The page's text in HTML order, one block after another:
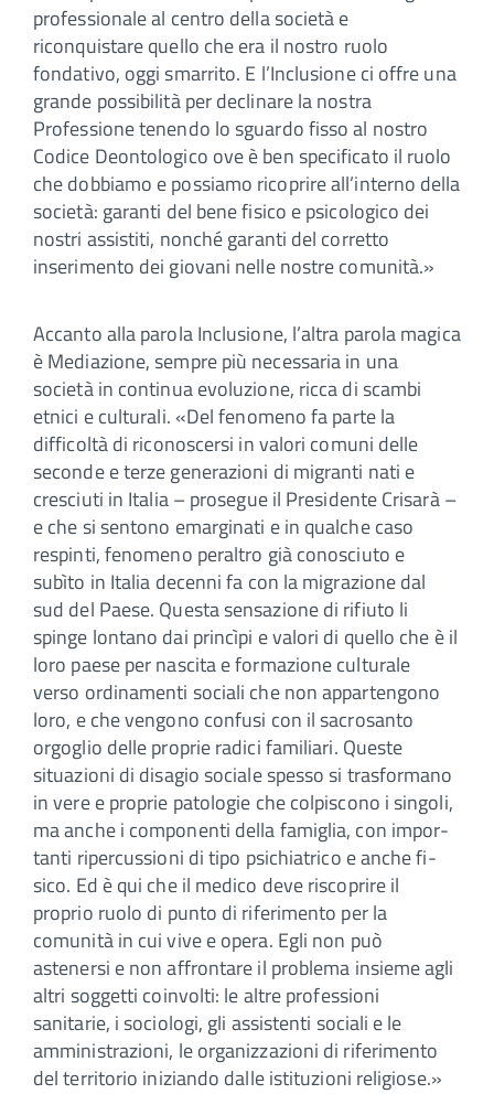
professionale al centro della società e
riconquistare quello che era il nostro ruolo
fondativo, oggi smarrito. E l’Inclusione ci offre una
grande possibilità per declinare la nostra
Professione tenendo lo sguardo fisso al nostro
Codice Deontologico ove è ben specificato il ruolo
che dobbiamo e possiamo ricoprire all’interno della
società: garanti del bene fisico e psicologico dei
nostri assistiti, nonché garanti del corretto
inserimento dei giovani nelle nostre comunità.»
Accanto alla parola Inclusione, l’altra parola magica
è Mediazione, sempre più necessaria in una
società in continua evoluzione, ricca di scambi
etnici e culturali. «Del fenomeno fa parte la
difficoltà di rico­noscersi in valori comuni delle
seconde e terze ge­nerazioni di migranti nati e
cresciuti in Italia – prosegue il Presidente Crisarà –
e che si sentono emarginati e in qualche caso
respinti, fenomeno peraltro già conosciuto e
subìto in Italia decenni fa con la migrazione dal
sud del Paese. Questa sensazione di rifiuto li
spinge lontano dai princìpi e valori di quello che è il
loro paese per nascita e formazione culturale
verso ordinamenti sociali che non appartengono
loro, e che vengono confusi con il sacrosanto
orgoglio delle proprie ra­dici familiari. Queste
situazioni di disagio sociale spesso si trasformano
in vere e proprie patologie che colpiscono i singoli,
ma anche i componenti della famiglia, con impor­
tanti ripercussioni di tipo psichiatrico e anche fi­
sico. Ed è qui che il medico deve riscoprire il
proprio ruolo di punto di riferimento per la
comunità in cui vive e opera. Egli non può
astenersi e non affrontare il problema insieme agli
altri sog­getti coinvolti: le altre professioni
sanitarie, i so­ciologi, gli assistenti sociali e le
amministrazioni, le organizzazioni di riferimento
del territorio ini­ziando dalle istituzioni religiose.»